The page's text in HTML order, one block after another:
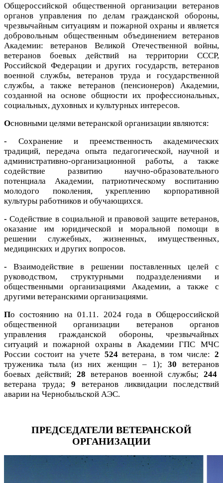
Общероссийской общественной организации ветеранов
органов управления по делам гражданской обороны,
чрезвычайным ситуациям и пожарной охраны и является
добровольным общественным объединением ветеранов
Академии: ветеранов Великой Отечественной войны,
ветеранов боевых действий на территории СССР,
Российской Федерации и других государств, ветеранов
военной службы, ветеранов труда и государственной
службы, а также ветеранов (пенсионеров) Академии,
созданной на основе общности их профессиональных,
социальных, духовных и культурных интересов.
Основными целями ветеранской организации являются:
- Сохранение и преемственность академических
традиций, передача опыта педагогической, научной и
административно-организационной работы, а также
содействие развитию научно-образовательного
потенциала Академии, патриотическому воспитанию
молодого поколения, укреплению корпоративной
культуры работников и обучающихся.
- Содействие в социальной и правовой защите ветеранов,
оказание им юридической и моральной помощи в
решении служебных, жизненных, имущественных,
медицинских и других вопросов.
- Взаимодействие в решении поставленных целей с
руководством, структурными подразделениями и
общественными организациями Академии, а также с
другими ветеранскими организациями.
По состоянию на 01.11. 2024 года в Общероссийской
общественной организации ветеранов органов
управления гражданской обороны, чрезвычайных
ситуаций и пожарной охраны в Академии ГПС МЧС
России состоит на учете 524ветерана, в том числе:2
труженика тыла (из них женщин – 1); 30 ветеранов
боевых действий; 28 ветеранов военной службы; 244
ветерана труда; 9 ветеранов ликвидации последствий
аварии на Чернобыльской АЭС.
ПРЕДСЕДАТЕЛИ ВЕТЕРАНСКОЙ
ОРГАНИЗАЦИИ